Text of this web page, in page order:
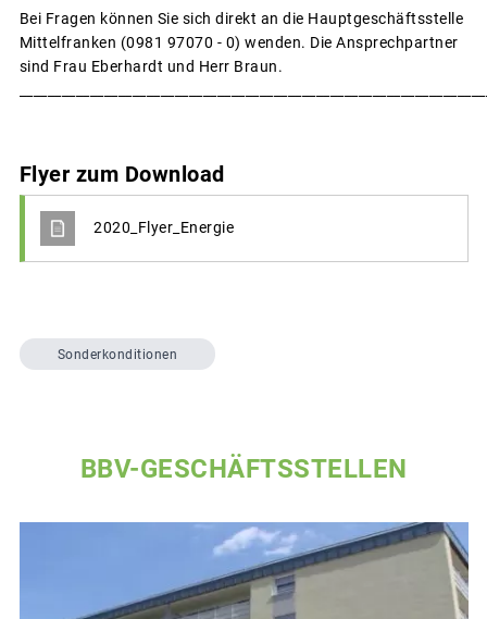
Bei Fragen können Sie sich direkt an die Hauptgeschäftsstelle
Mittelfranken (0981 97070 - 0) wenden. Die Ansprechpartner
sind Frau Eberhardt und Herr Braun.
Flyer zum Download
2020_Flyer_Energie
Sonderkonditionen
BBV-GESCHÄFTSSTELLEN